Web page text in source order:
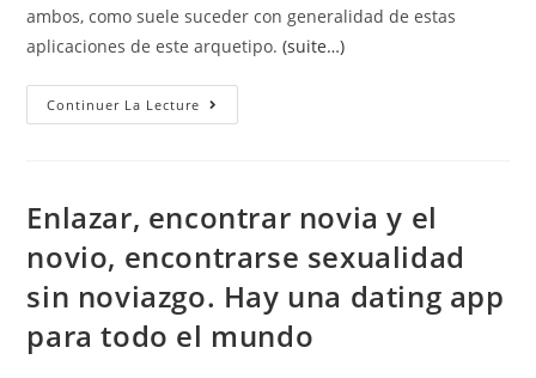
ambos, como suele suceder con generalidad de estas
aplicaciones de este arquetipo.(suite…)
Continuer La Lecture Desplazandolo
Hacia
Funcionalidad
Es
Con
El
Fin
De
Chicas
Enlazar, encontrar novia y el
novio, encontrarse sexualidad
sin noviazgo. Hay una dating app
para todo el mundo